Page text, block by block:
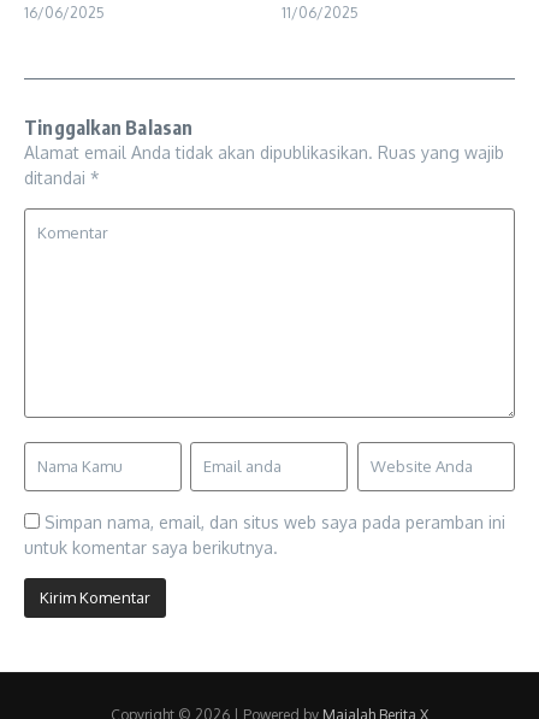
16/06/2025 11/06/2025
Tinggalkan Balasan
Alamat email Anda tidak akan dipublikasikan. Ruas yang wajib
ditandai *
Simpan nama, email, dan situs web saya pada peramban ini
untuk komentar saya berikutnya.
Copyright © 2026 | Powered by Majalah Berita X